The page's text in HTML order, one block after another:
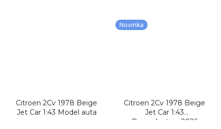
Citroen 2Cv 1978 Beige
Jet Car 1:43 Model auta
Novinka
Citroen 2Cv 1978 Beige
Jet Car 1:43
Reproduction 2026